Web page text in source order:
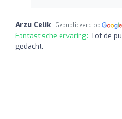
Arzu Celik Gepubliceerd op
Fantastische ervaring: Tot de
gedacht.